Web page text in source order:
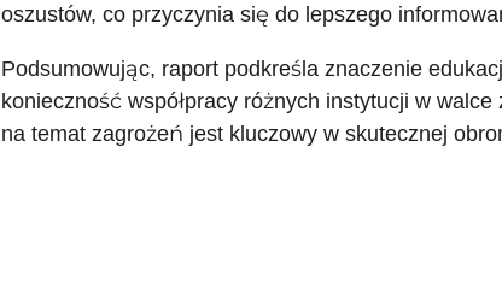
oszustów, co przyczynia się do lepszego
Podsumowując, raport podkreśla znaczenie
konieczność współpracy różnych instytucji w
na temat zagrożeń jest kluczowy w skutecznej